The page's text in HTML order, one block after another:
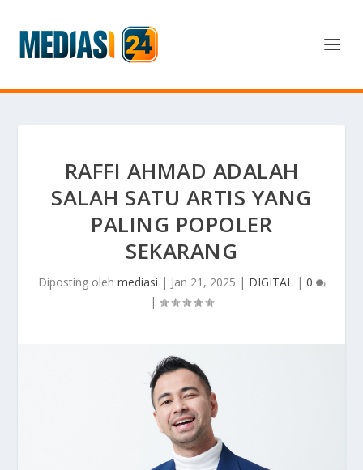
RAFFI AHMAD ADALAH
SALAH SATU ARTIS YANG
PALING POPOLER
SEKARANG
Diposting oleh mediasi | Jan 21, 2025 | DIGITAL| 0
|